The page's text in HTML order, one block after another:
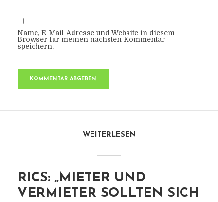
Name, E-Mail-Adresse und Website in diesem
Browser für meinen nächsten Kommentar
speichern.
WEITERLESEN
RICS: „MIETER UND
VERMIETER SOLLTEN SICH